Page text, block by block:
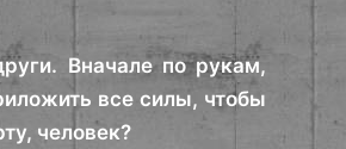
Вначале по рукам,
все силы, чтобы
человек?